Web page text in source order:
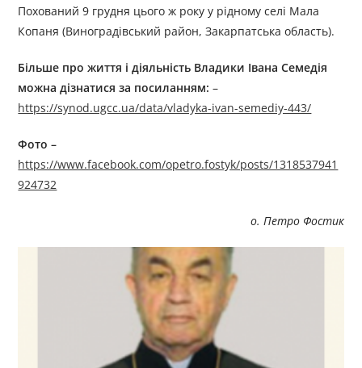
Похований 9 грудня цього ж року у рідному селі Мала
Копаня (Виноградівський район, Закарпатська область).
Більше про життя і діяльність Владики Івана Семедія
можна дізнатися за посиланням: –
https://synod.ugcc.ua/data/vladyka-ivan-semediy-443/
Фото –
https://www.facebook.com/opetro.fostyk/posts/1318537941
924732
о. Петро Фостик